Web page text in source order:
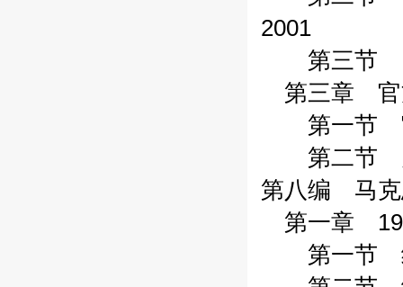
2001
第三节 《
第三章 官
第一节 官
第二节 关
第八编 马克
第一章
第一节 经